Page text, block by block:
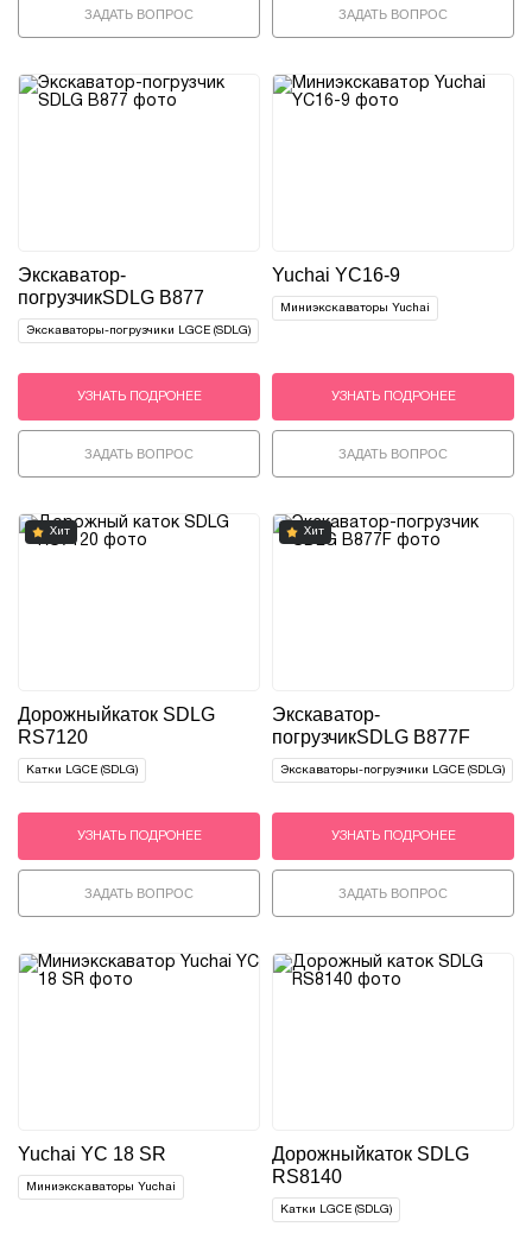
ЗАДАТЬ ВОПРОС ЗАДАТЬ ВОПРОС
Экскаватор-
погрузчикSDLG B877
Экскаваторы-погрузчики LGCE (SDLG)
УЗНАТЬ ПОДРОНЕЕ
ЗАДАТЬ ВОПРОС
Yuchai YC16-9
Миниэкскаваторы Yuchai
УЗНАТЬ ПОДРОНЕЕ
ЗАДАТЬ ВОПРОС
Хит
Дорожныйкаток SDLG
RS7120
Катки LGCE (SDLG)
УЗНАТЬ ПОДРОНЕЕ
ЗАДАТЬ ВОПРОС
Хит
Экскаватор-
погрузчикSDLG B877F
Экскаваторы-погрузчики LGCE (SDLG)
УЗНАТЬ ПОДРОНЕЕ
ЗАДАТЬ ВОПРОС
Yuchai YC 18 SR
Миниэкскаваторы Yuchai
Дорожныйкаток SDLG
RS8140
Катки LGCE (SDLG)